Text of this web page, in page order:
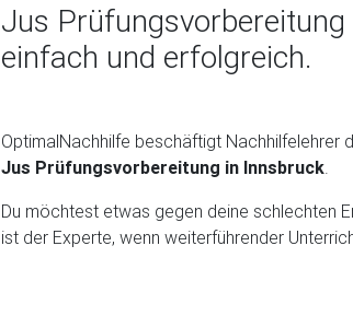
Jus
einfach und erfolgreich.
OptimalNachhilfe beschäftigt Nachhilfelehrer
Jus Prüfungsvorbereitung in Innsbruck
Du möchtest etwas gegen deine schlechten
ist der Experte, wenn weiterführender